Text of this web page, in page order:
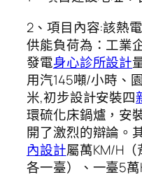
2、項目內容:該熱
供能負荷為：工業
發電身心診所設計
用汽145噸/小時、
米,初步設計安裝四
環硫化床鍋爐，安
開了激烈的辯論。
內設計屬萬KM/H
各一臺）、一臺5